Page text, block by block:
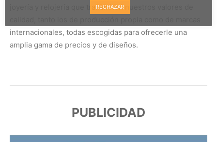
joyería y relojería que transmiten nuestros valores de
internacionales, todas escogidas para ofrecerle una
amplia gama de precios y de diseños.
PUBLICIDAD
RECHAZAR